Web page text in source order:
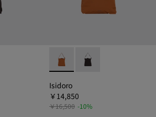
- イシドロ ショルダーバッグ
028 - イシドロ ショルダーバッグ
Isidoro - B1346-028 - イシ
Isidoro - B1346-011
Isidoro
￥14,850
￥16,500 -10%